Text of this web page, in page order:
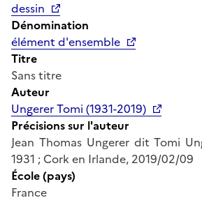
dessin
Dénomination
élément d'ensemble
Titre
Sans titre
Auteur
Ungerer Tomi (1931-2019)
Précisions sur l'auteur
Jean Thomas Ungerer dit Tomi
1931 ; Cork en Irlande, 2019/02/09
École (pays)
France